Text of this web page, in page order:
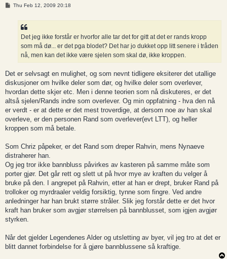
PThu Feb 12, 2009 20:18
Det jeg ikke forstår er hvorfor alle tar det for gitt at det er rands kropp
som må dø... er det pga blodet? Det har jo dukket opp litt senere i tråden
nå, men kan det ikke være sjelen som skal dø, ikke kroppen.
Det er selvsagt en mulighet, og som nevnt tidligere eksiterer det utallige
diskusjoner om hvilke deler som dør, og hvilke deler som overlever,
hvordan dette skjer etc. Men i denne teorien som nå diskuteres, er det
altså sjelen/Rands indre som overlever. Og min oppfatning - hva den nå
er verdt - er at dette er det mest troverdige, at dersom noe av han skal
overleve, er den personen Rand som overlever(evt LTT), og heller
kroppen som må betale.
Som Chriz påpeker, er det Rand som dreper Rahvin, mens Nynaeve
distraherer han.
Og jeg tror ikke bannbluss påvirkes av kasteren på samme måte som
porter gjør. Det går rett og slett ut på hvor mye av kraften du velger å
bruke på den. I angrepet på Rahvin, etter at han er drept, bruker Rand på
trolloker og myrdraaler veldig forsiktig, tynne som fingre. Ved andre
anledninger har han brukt større stråler. Slik jeg forstår dette er det hvor
kraft han bruker som avgjør størrelsen på bannblusset, som igjen avgjør
styrken.
Når det gjelder Legendenes Alder og utsletting av byer, vil jeg tro at det er
blitt dannet forbindelse for å gjøre bannblussene så kraftige.